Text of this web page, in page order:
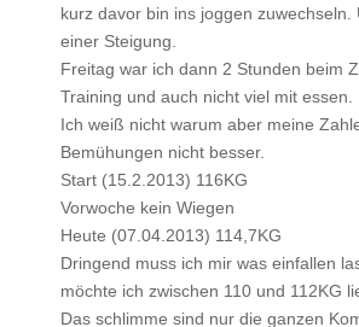
kurz davor bin ins joggen zuwechseln.
einer Steigung.
Freitag war ich dann 2 Stunden beim
Training und auch nicht viel mit essen.
Ich weiß nicht warum aber meine
Bemühungen nicht besser.
Start (15.2.2013) 116KG
Vorwoche kein Wiegen
Heute (07.04.2013) 114,7KG
Dringend muss ich mir was einfallen
möchte ich zwischen 110 und 112KG
Das schlimme sind nur die ganzen